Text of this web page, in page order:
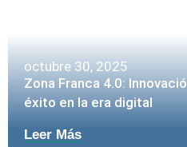
octubre 30, 2025
Zona Franca 4.0:
éxito en la era digital
Leer Más